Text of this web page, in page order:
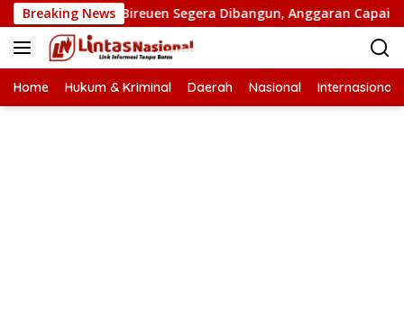
Langsung
ke
konten
Breaking News
di Bireuen Segera Dibangun, Anggaran Capai 500 M
Home Hukum & Kriminal Daerah Nasional Internasional